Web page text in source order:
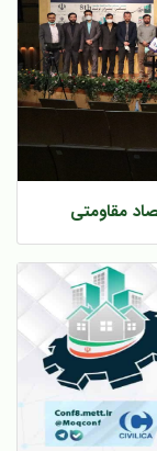
مقاومتی